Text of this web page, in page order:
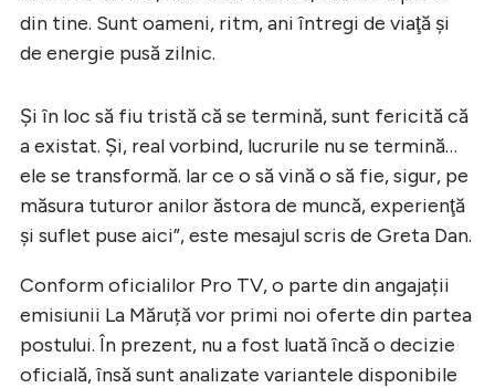
din tine. Sunt oameni, ritm, ani întregi de viaţă şi
de energie pusă zilnic.
Şi în loc să fiu tristă că se termină, sunt fericită că
a existat. Şi, real vorbind, lucrurile nu se termină…
ele se transformă. lar ce o să vină o să fie, sigur, pe
măsura tuturor anilor ăstora de muncă, experienţă
şi suflet puse aici”, este mesajul scris de Greta Dan.
Conform oficialilor Pro TV, o parte din angajații
emisiunii La Măruță vor primi noi oferte din partea
postului. În prezent, nu a fost luată încă o decizie
oficială, însă sunt analizate variantele disponibile